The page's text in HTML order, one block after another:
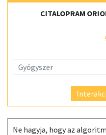
CITALOPRAM
Ne hagyja, hogy az